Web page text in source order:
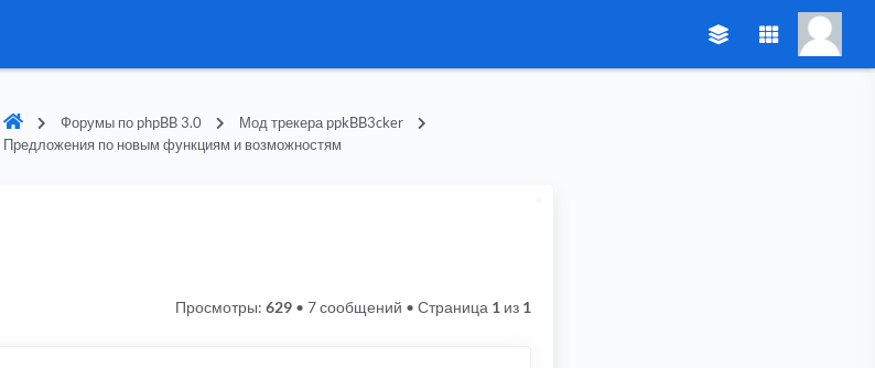
Форумы по phpBB 3.0
Мод трекера ppkBB3cker
Предложения по новым функциям и возможностям
7 сообщений • Страница 1 из 1
Просмотры: 629 •